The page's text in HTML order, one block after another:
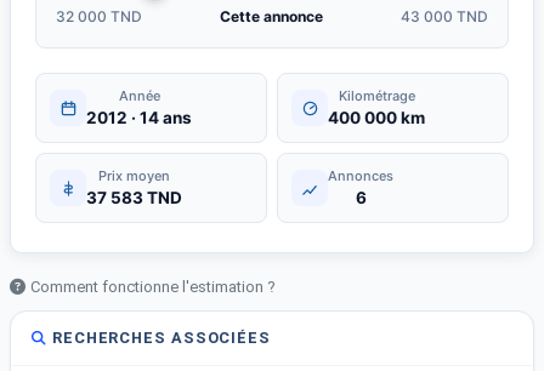
32 000 TND Cette annonce 43 000 TND
Année
2012 · 14 ans
Kilométrage
400 000 km
Prix moyen
37 583 TND
Annonces
6
Comment fonctionne l'estimation ?
RECHERCHES ASSOCIÉES